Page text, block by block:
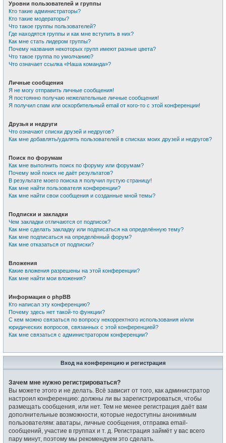
Уровни пользователей и группы
Кто такие администраторы?
Кто такие модераторы?
Что такое группы пользователей?
Где находятся группы и как мне вступить в них?
Как мне стать лидером группы?
Почему названия некоторых групп имеют разные цвета?
Что такое группа по умолчанию?
Что означает ссылка «Наша команда»?
Личные сообщения
Я не могу отправить личные сообщения!
Я постоянно получаю нежелательные личные сообщения!
Я получил спам или оскорбительный email от кого-то с этой конференции!
Друзья и недруги
Что означают списки друзей и недругов?
Как мне добавлять/удалять пользователей в списках моих друзей и недругов?
Поиск по форумам
Как мне выполнить поиск по форуму или форумам?
Почему мой поиск не даёт результатов?
В результате моего поиска я получил пустую страницу!
Как мне найти пользователя конференции?
Как мне найти свои сообщения и созданные мной темы?
Подписки и закладки
Чем закладки отличаются от подписок?
Как мне сделать закладку или подписаться на определённую тему?
Как мне подписаться на определённый форум?
Как мне отказаться от подписки?
Вложения
Какие вложения разрешены на этой конференции?
Как мне найти мои вложения?
Информация о phpBB
Кто написал эту конференцию?
Почему здесь нет такой-то функции?
С кем можно связаться по вопросу некорректного использования и/или
юридических вопросов, связанных с этой конференцией?
Как мне связаться с администратором конференции?
Вход на конференцию и регистрация
Зачем мне нужно регистрироваться?
Вы можете этого и не делать. Всё зависит от того, как администратор
настроил конференцию: должны ли вы зарегистрироваться, чтобы
размещать сообщения, или нет. Тем не менее регистрация даёт вам
дополнительные возможности, которые недоступны анонимным
пользователям: аватары, личные сообщения, отправка email-
сообщений, участие в группах и т. д. Регистрация займёт у вас всего
пару минут, поэтому мы рекомендуем это сделать.